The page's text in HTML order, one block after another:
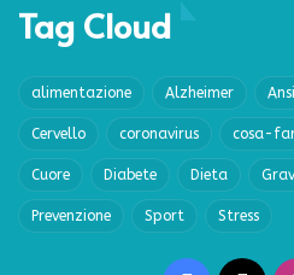
Tag Cloud
alimentazione Alzheimer
Cervello coronavirus cosa-
Cuore Diabete Dieta
Prevenzione Sport Stress